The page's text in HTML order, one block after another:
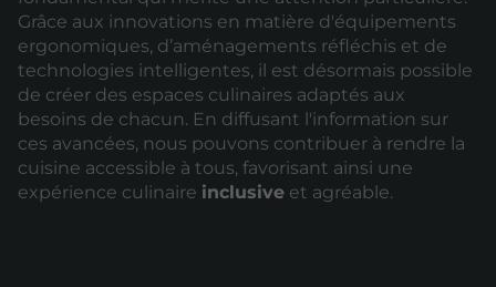
Grâce aux innovations en matière d'équipements
ergonomiques, d’aménagements réfléchis et de
technologies intelligentes, il est désormais possible
de créer des espaces culinaires adaptés aux
besoins de chacun. En diffusant l'information sur
ces avancées, nous pouvons contribuer à rendre la
cuisine accessible à tous, favorisant ainsi une
expérience culinaire inclusive et agréable.